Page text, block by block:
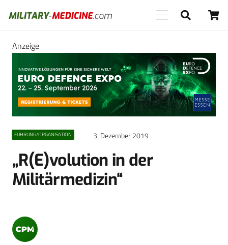
Anzeige
FÜHRUNG/ORGANISATION 3. Dezember 2019
„R(E)volution in der
Militärmedizin“